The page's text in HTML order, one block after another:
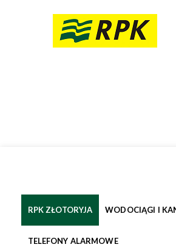
RPK ZŁOTORYJA WODOCIĄGI I
TELEFONY ALARMOWE